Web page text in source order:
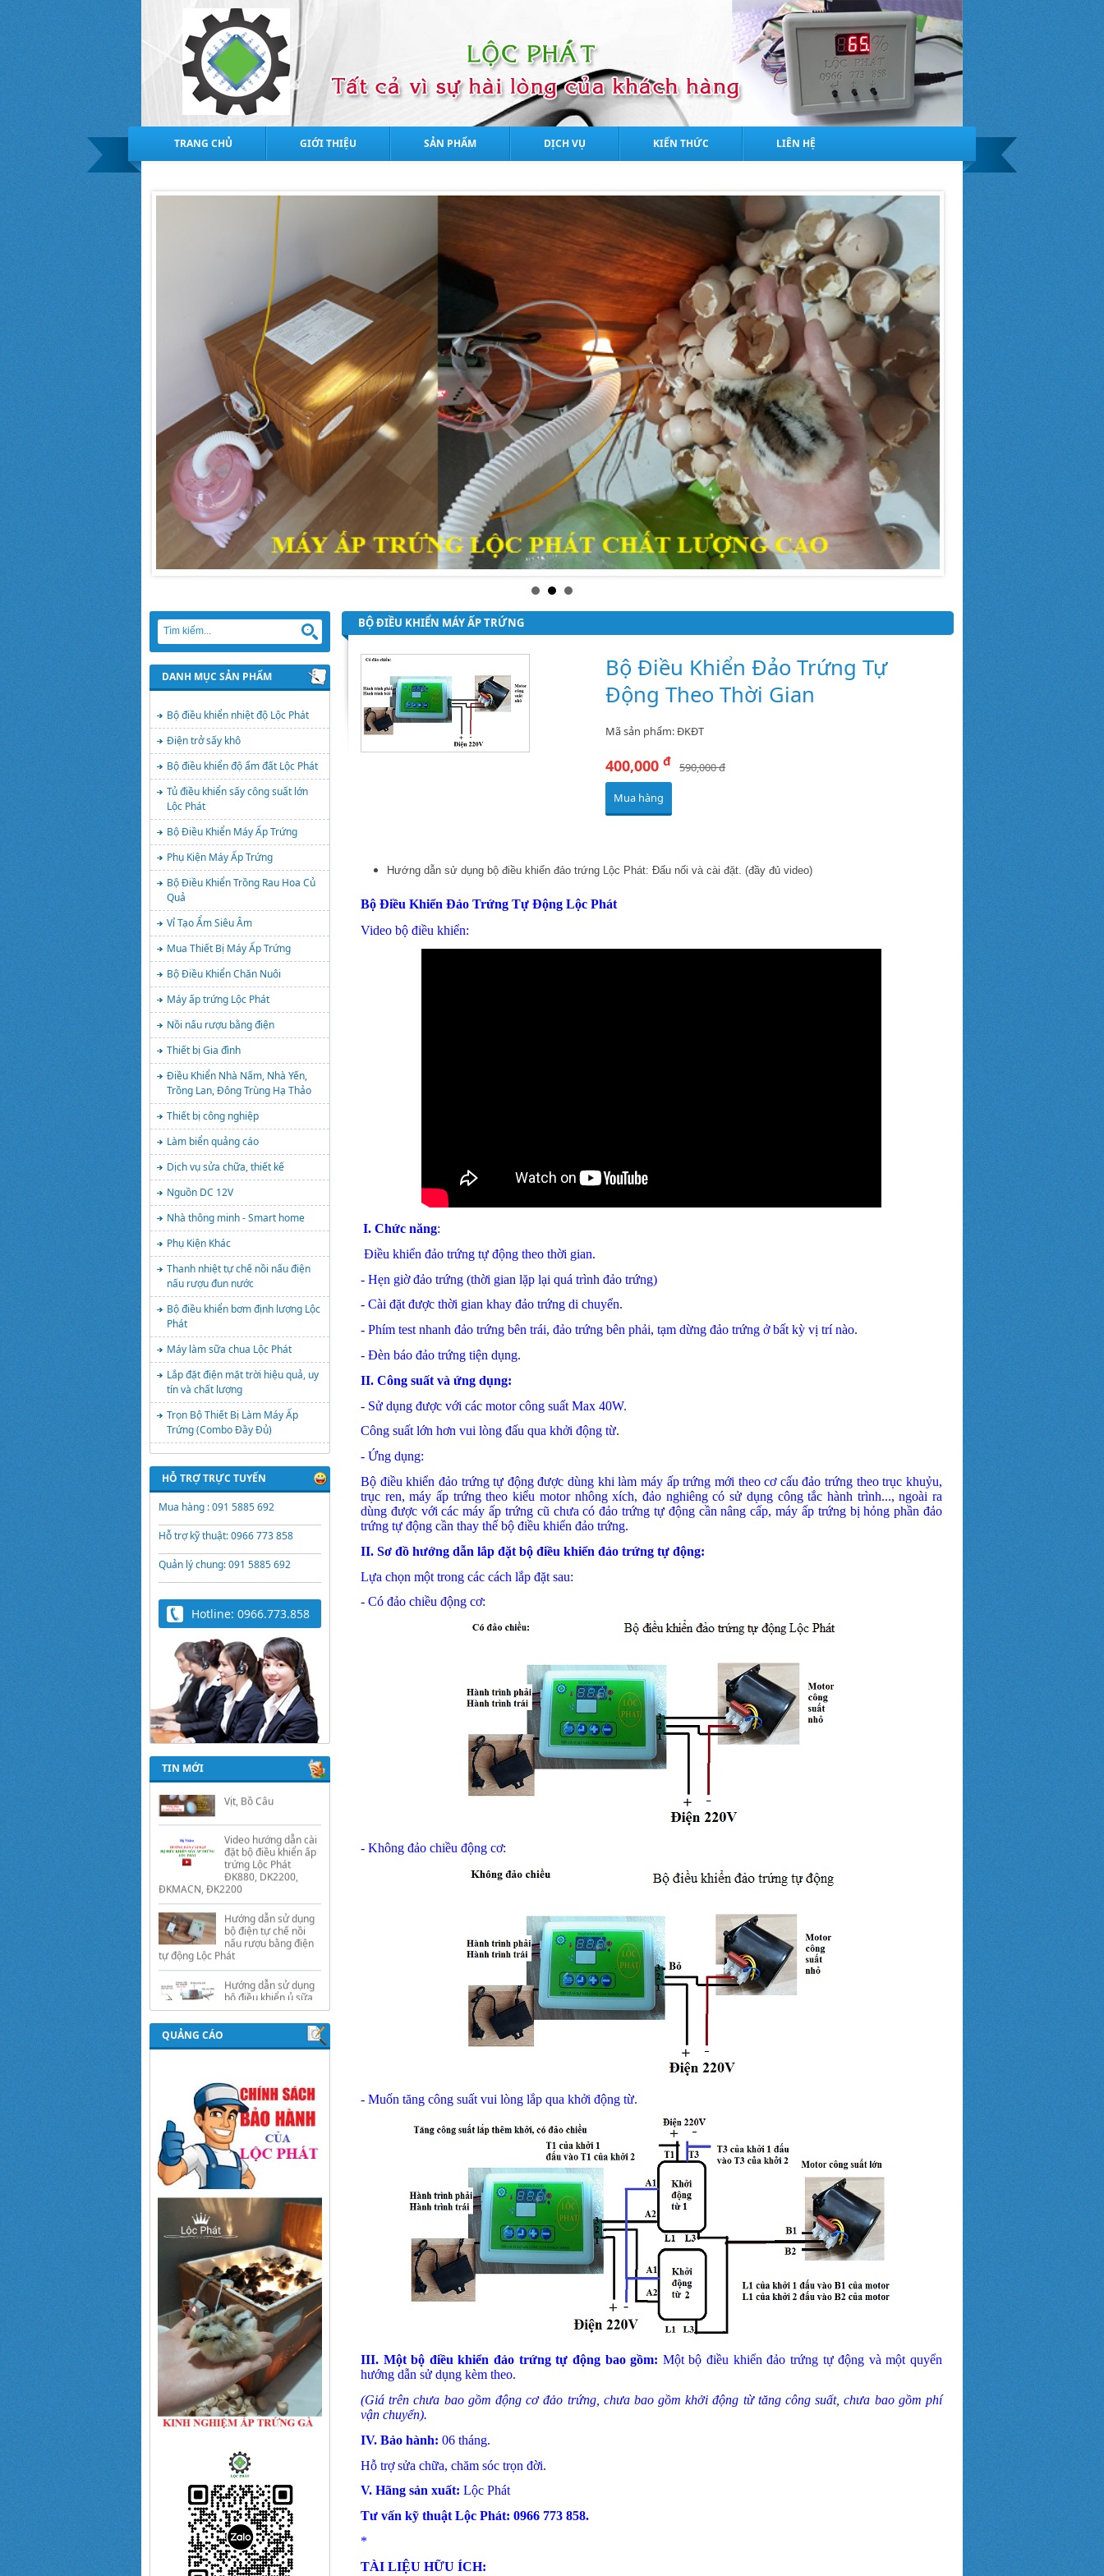
TRANG CHỦ GIỚI THIỆU SẢN PHẨM DỊCH VỤ KIẾN THỨC LIÊN HỆ
BỘ ĐIỀU KHIỂN MÁY ẤP TRỨNG
Bộ Điều Khiển Đảo Trứng Tự
Động Theo Thời Gian
Mã sản phẩm: ĐKĐT
400,000đ 590,000 đ
Mua hàng
Hướng dẫn sử dụng bộ điều khiển đảo trứng Lộc Phát: Đấu nối và cài đặt. (đầy đủ video)
Bộ Điều Khiển Đảo Trứng Tự Động Lộc Phát
Video bộ điều khiển:
I. Chức năng:
Điều khiển đảo trứng tự động theo thời gian.
- Hẹn giờ đảo trứng (thời gian lặp lại quá trình đảo trứng)
- Cài đặt được thời gian khay đảo trứng di chuyển.
- Phím test nhanh đảo trứng bên trái, đảo trứng bên phải, tạm dừng đảo trứng ở bất kỳ vị trí nào.
- Đèn báo đảo trứng tiện dụng.
II. Công suất và ứng dụng:
- Sử dụng được với các motor công suất Max 40W.
Công suất lớn hơn vui lòng đấu qua khởi động từ.
- Ứng dụng:
Bộ điều khiển đảo trứng tự động được dùng khi làm máy ấp trứng mới theo cơ cấu đảo trứng theo trục khuỷu,
trục ren, máy ấp trứng theo kiểu motor nhông xích, đảo nghiêng có sử dụng công tắc hành trình..., ngoài ra
dùng được với các máy ấp trứng cũ chưa có đảo trứng tự động cần nâng cấp, máy ấp trứng bị hỏng phần đảo
trứng tự động cần thay thế bộ điều khiển đảo trứng.
II. Sơ đồ hướng dẫn lắp đặt bộ điều khiển đảo trứng tự động:
Lựa chọn một trong các cách lắp đặt sau:
- Có đảo chiều động cơ:
- Không đảo chiều động cơ:
- Muốn tăng công suất vui lòng lắp qua khởi động từ.
III. Một bộ điều khiển đảo trứng tự động bao gồm: Một bộ điều khiển đảo trứng tự động và một quyển
hướng dẫn sử dụng kèm theo.
(Giá trên chưa bao gồm động cơ đảo trứng, chưa bao gồm khởi động từ tăng công suất, chưa bao gồm phí
vận chuyển).
IV. Bảo hành: 06 tháng.
Hỗ trợ sửa chữa, chăm sóc trọn đời.
V. Hãng sản xuất: Lộc Phát
Tư vấn kỹ thuật Lộc Phát: 0966 773 858.
*
TÀI LIỆU HỮU ÍCH:
DANH MỤC SẢN PHẨM
Bộ điều khiển nhiệt độ Lộc Phát
Điện trở sấy khô
Bộ điều khiển độ ẩm đất Lộc Phát
Tủ điều khiển sấy công suất lớn
Lộc Phát
Bộ Điều Khiển Máy Ấp Trứng
Phụ Kiện Máy Ấp Trứng
Bộ Điều Khiển Trồng Rau Hoa Củ
Quả
Vỉ Tạo Ẩm Siêu Âm
Mua Thiết Bị Máy Ấp Trứng
Bộ Điều Khiển Chăn Nuôi
Máy ấp trứng Lộc Phát
Nồi nấu rượu bằng điện
Thiết bị Gia đình
Điều Khiển Nhà Nấm, Nhà Yến,
Trồng Lan, Đông Trùng Hạ Thảo
Thiết bị công nghiệp
Làm biển quảng cáo
Dịch vụ sửa chữa, thiết kế
Nguồn DC 12V
Nhà thông minh - Smart home
Phụ Kiện Khác
Thanh nhiệt tự chế nồi nấu điện
nấu rượu đun nước
Bộ điều khiển bơm định lượng Lộc
Phát
Máy làm sữa chua Lộc Phát
Lắp đặt điện mặt trời hiệu quả, uy
tín và chất lượng
Trọn Bộ Thiết Bị Làm Máy Ấp
Trứng (Combo Đầy Đủ)
HỖ TRỢ TRỰC TUYẾN
Mua hàng : 091 5885 692
Hỗ trợ kỹ thuật: 0966 773 858
Quản lý chung: 091 5885 692
Hotline: 0966.773.858
TIN MỚI
Trứng Giả Lộc Phát
Có Nước - Giải Pháp
Ấp Hiệu Quả Cho Gà,
đặt bộ điều khiển ấp
ĐK880, DK2200,
ĐKMACN, ĐK2200
Hướng dẫn sử dụng
bộ điện tự chế nồi
nấu rượu bằng điện
tự động Lộc Phát
Hướng dẫn sử dụng
bộ điều khiển ủ sữa
chua công nghiệp
Lộc Phát
Hướng dẫn sử dụng
bộ điều khiển độ ẩm
gold, nhiệt độ và ánh
Phát
QUẢNG CÁO